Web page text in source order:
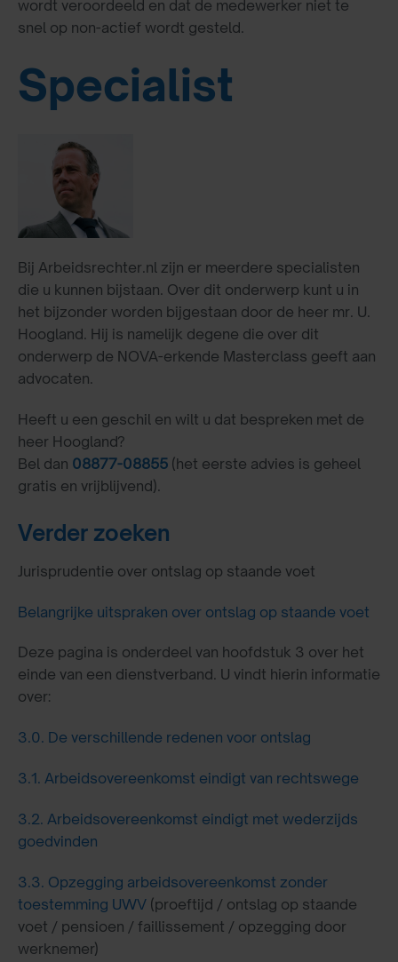
wordt veroordeeld en dat de medewerker niet te
snel op non-actief wordt gesteld.
Specialist
Bij Arbeidsrechter.nl zijn er meerdere specialisten
die u kunnen bijstaan. Over dit onderwerp kunt u in
het bijzonder worden bijgestaan door de heer mr. U.
Hoogland. Hij is namelijk degene die over dit
onderwerp de NOVA-erkende Masterclass geeft aan
advocaten.
Heeft u een geschil en wilt u dat bespreken met de
heer Hoogland?
Bel dan 08877-08855 (het eerste advies is geheel
gratis en vrijblijvend).
Verder zoeken
Jurisprudentie over ontslag op staande voet
Belangrijke uitspraken over ontslag op staande voet
Deze pagina is onderdeel van hoofdstuk 3 over het
einde van een dienstverband. U vindt hierin informatie
over:
3.0. De verschillende redenen voor ontslag
3.1. Arbeidsovereenkomst eindigt van rechtswege
3.2. Arbeidsovereenkomst eindigt met wederzijds
goedvinden
3.3. Opzegging arbeidsovereenkomst zonder
toestemming UWV (proeftijd / ontslag op staande
voet / pensioen / faillissement / opzegging door
werknemer)